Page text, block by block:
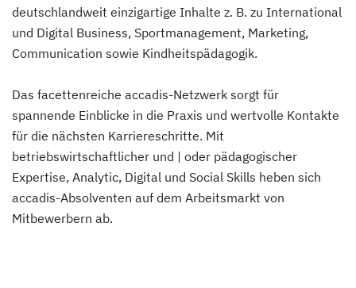
deutschlandweit einzigartige Inhalte z. B. zu International
und Digital Business, Sportmanagement, Marketing,
Communication sowie Kindheitspädagogik.
Das facettenreiche accadis-Netzwerk sorgt für
spannende Einblicke in die Praxis und wertvolle Kontakte
für die nächsten Karriereschritte. Mit
betriebswirtschaftlicher und | oder pädagogischer
Expertise, Analytic, Digital und Social Skills heben sich
accadis-Absolventen auf dem Arbeitsmarkt von
Mitbewerbern ab.